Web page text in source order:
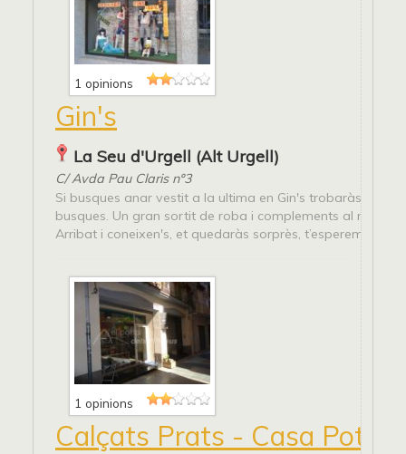
1 opinions
Gin's
La Seu d'Urgell (Alt Urgell)
C/ Avda Pau Claris nº3
Si busques anar vestit a la ultima en Gin's trobaràs tot el
busques. Un gran sortit de roba i complements al millor
Arribat i coneixen's, et quedaràs sorprès, t’esperem!!
1 opinions
Calçats Prats - Casa Potxó